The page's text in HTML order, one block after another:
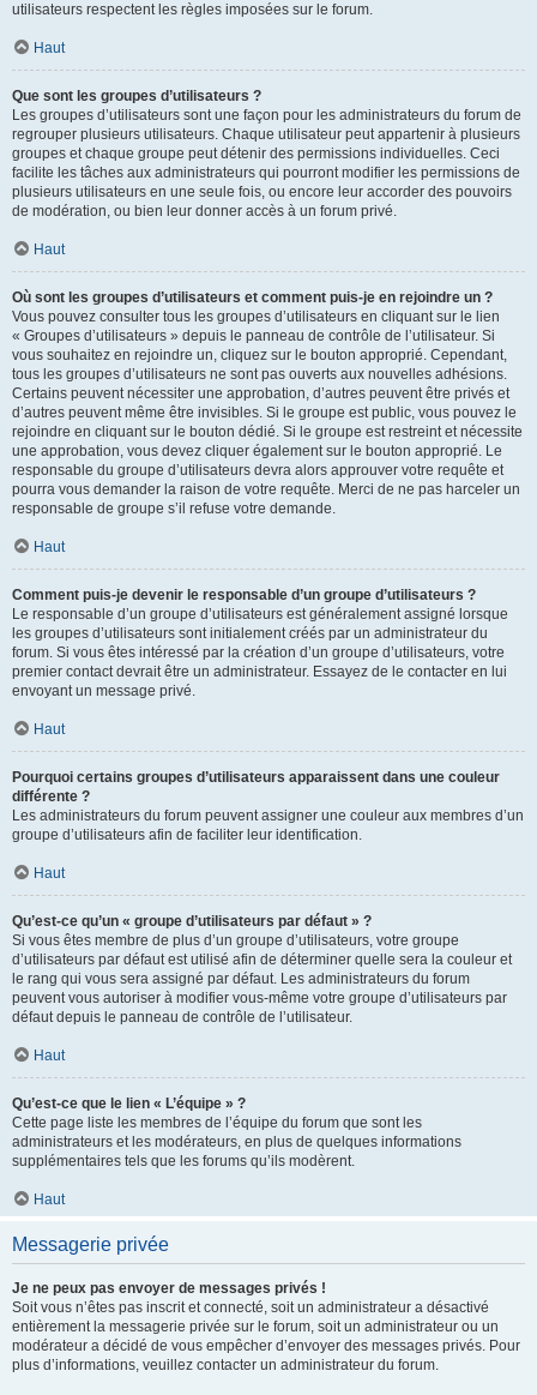
utilisateurs respectent les règles imposées sur le forum.
Haut
Que sont les groupes d’utilisateurs ?
Les groupes d’utilisateurs sont une façon pour les administrateurs du forum de
regrouper plusieurs utilisateurs. Chaque utilisateur peut appartenir à plusieurs
groupes et chaque groupe peut détenir des permissions individuelles. Ceci
facilite les tâches aux administrateurs qui pourront modifier les permissions de
plusieurs utilisateurs en une seule fois, ou encore leur accorder des pouvoirs
de modération, ou bien leur donner accès à un forum privé.
Haut
Où sont les groupes d’utilisateurs et comment puis-je en rejoindre un ?
Vous pouvez consulter tous les groupes d’utilisateurs en cliquant sur le lien
« Groupes d’utilisateurs » depuis le panneau de contrôle de l’utilisateur. Si
vous souhaitez en rejoindre un, cliquez sur le bouton approprié. Cependant,
tous les groupes d’utilisateurs ne sont pas ouverts aux nouvelles adhésions.
Certains peuvent nécessiter une approbation, d’autres peuvent être privés et
d’autres peuvent même être invisibles. Si le groupe est public, vous pouvez le
rejoindre en cliquant sur le bouton dédié. Si le groupe est restreint et nécessite
une approbation, vous devez cliquer également sur le bouton approprié. Le
responsable du groupe d’utilisateurs devra alors approuver votre requête et
pourra vous demander la raison de votre requête. Merci de ne pas harceler un
responsable de groupe s’il refuse votre demande.
Haut
Comment puis-je devenir le responsable d’un groupe d’utilisateurs ?
Le responsable d’un groupe d’utilisateurs est généralement assigné lorsque
les groupes d’utilisateurs sont initialement créés par un administrateur du
forum. Si vous êtes intéressé par la création d’un groupe d’utilisateurs, votre
premier contact devrait être un administrateur. Essayez de le contacter en lui
envoyant un message privé.
Haut
Pourquoi certains groupes d’utilisateurs apparaissent dans une couleur
différente ?
Les administrateurs du forum peuvent assigner une couleur aux membres d’un
groupe d’utilisateurs afin de faciliter leur identification.
Haut
Qu’est-ce qu’un « groupe d’utilisateurs par défaut » ?
Si vous êtes membre de plus d’un groupe d’utilisateurs, votre groupe
d’utilisateurs par défaut est utilisé afin de déterminer quelle sera la couleur et
le rang qui vous sera assigné par défaut. Les administrateurs du forum
peuvent vous autoriser à modifier vous-même votre groupe d’utilisateurs par
défaut depuis le panneau de contrôle de l’utilisateur.
Haut
Qu’est-ce que le lien « L’équipe » ?
Cette page liste les membres de l’équipe du forum que sont les
administrateurs et les modérateurs, en plus de quelques informations
supplémentaires tels que les forums qu’ils modèrent.
Haut
Messagerie privée
Je ne peux pas envoyer de messages privés !
Soit vous n’êtes pas inscrit et connecté, soit un administrateur a désactivé
entièrement la messagerie privée sur le forum, soit un administrateur ou un
modérateur a décidé de vous empêcher d’envoyer des messages privés. Pour
plus d’informations, veuillez contacter un administrateur du forum.